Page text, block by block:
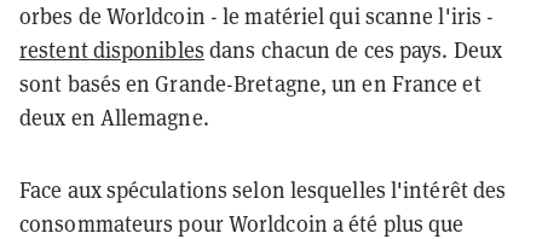
orbes de Worldcoin - le matériel qui scanne l'iris -
restent disponibles dans chacun de ces pays. Deux
sont basés en Grande-Bretagne, un en France et
deux en Allemagne.
Face aux spéculations selon lesquelles l'intérêt des
consommateurs pour Worldcoin a été plus que